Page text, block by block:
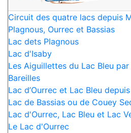
Circuit des quatre lacs depuis
Plagnous, Ourrec et Bassias
Lac dets Plagnous
Lac d'Isaby
Les Aiguillettes du Lac Bleu
Bareilles
Lac d’Ourrec et Lac Bleu
Lac de Bassias ou de Couey
Lac d'Ourrec, Lac Bleu et Lac
Le Lac d'Ourrec